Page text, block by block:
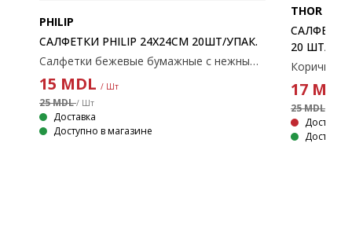
PHILIP
САЛФЕТКИ PHILIP 24X24СМ 20ШТ/УПАК.
Салфетки бежевые бумажные с нежным черным цветочным узором. Эти салфетки идеально подходят для придания элегантности любому столу. Упаковка 20 шт. 24x24 см
15 MDL / Шт
25 MDL/ Шт
Доставка
Доступно в магазине
THOR
САЛФЕТКИ
20 ШТ/
17MDL
25 MDL
Доставка